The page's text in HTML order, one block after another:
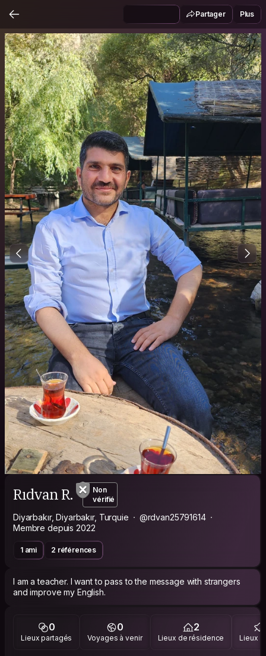
Partager Plus
Rıdvan R.
Non
vérifié
Diyarbakır, Diyarbakır, Turquie
@rdvan25791614
Membre depuis 2022
1 ami 2 références
I am a teacher. I want to pass to the message with strangers
and improve my English.
0
Lieux partagés
0
Voyages à venir
2
Lieux de résidence Lieux